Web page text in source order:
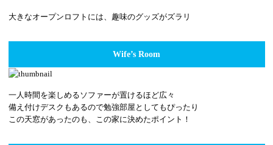
大きなオープンロフトには、趣味のグッズがズラリ
Wife’s Room
一人時間を楽しめるソファーが置けるほど広々
備え付けデスクもあるので勉強部屋としてもぴったり
この天窓があったのも、この家に決めたポイント！